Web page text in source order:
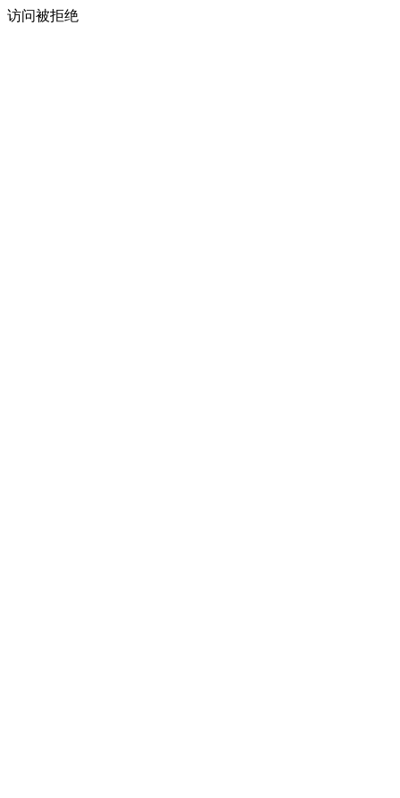
访问被拒绝